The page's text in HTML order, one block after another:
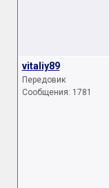
vitaliy89
Передовик
Сообщения: 1781